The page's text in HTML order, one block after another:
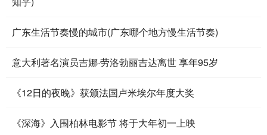
广东生活节奏慢的城市(广东哪个地方慢生活节奏)
意大利著名演员吉娜·劳洛勃丽吉达离世 享年95岁
《12日的夜晚》获颁法国卢米埃尔年度大奖
《深海》入围柏林电影节 将于大年初一上映